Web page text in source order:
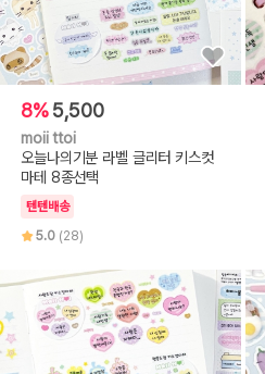
8% 5,500
moii ttoi
오늘나의기분 라벨 글리터 키스컷
마테 8종선택
텐텐배송
5.0 (28)